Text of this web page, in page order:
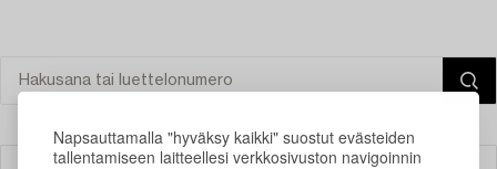
Napsauttamalla "hyväksy kaikki" suostut evästeiden
tallentamiseen laitteellesi verkkosivuston navigoinnin